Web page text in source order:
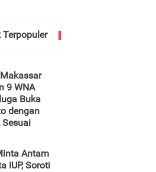
Terpopuler
9 WNA
Buka
dengan
Sesuai
Antam
IUP, Soroti